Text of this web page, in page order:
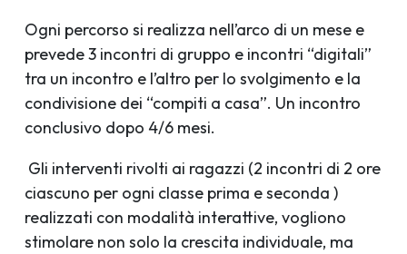
Ogni percorso si realizza nell’arco di un mese e
prevede 3 incontri di gruppo e incontri “digitali”
tra un incontro e l’altro per lo svolgimento e la
condivisione dei “compiti a casa”. Un incontro
conclusivo dopo 4/6 mesi.
Gli interventi rivolti ai ragazzi (2 incontri di 2 ore
ciascuno per ogni classe prima e seconda )
realizzati con modalità interattive, vogliono
stimolare non solo la crescita individuale, ma